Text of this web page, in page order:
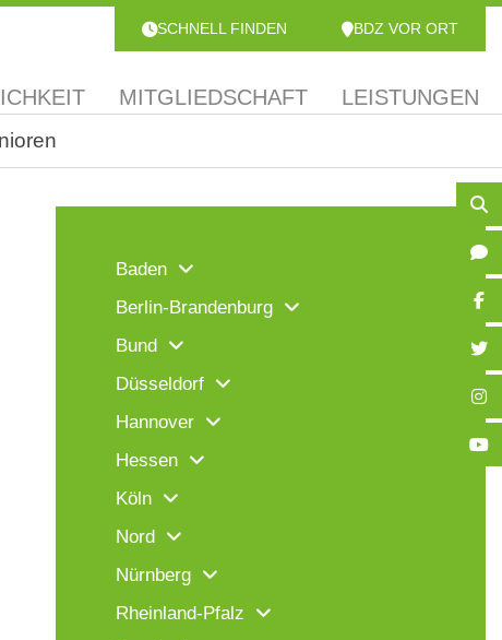
SCHNELL FINDEN BDZ VOR ORT
MITGLIEDSCHAFT LEISTUNGEN
Baden
Berlin-Brandenburg
Bund
Düsseldorf
Hannover
Hessen
Köln
Nord
Nürnberg
Rheinland-Pfalz